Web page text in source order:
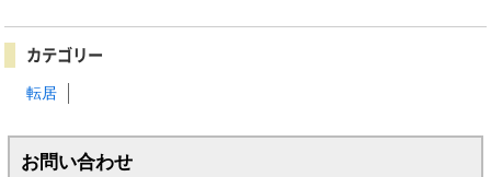
カテゴリー
転居
お問い合わせ